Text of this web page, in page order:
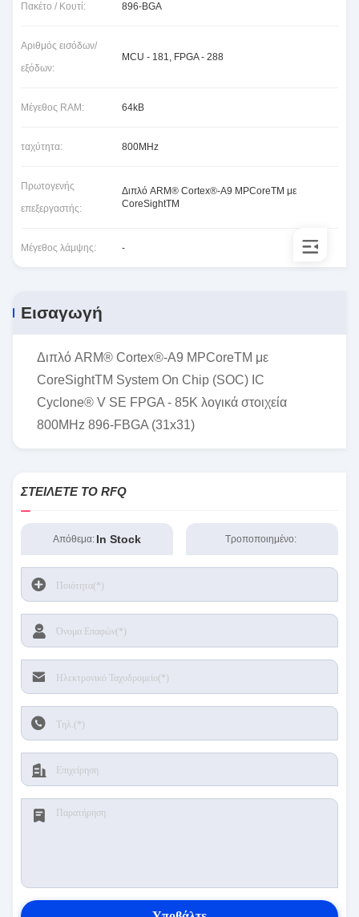
Πακέτο / Κουτί: 896-BGA
Αριθμός εισόδων/
εξόδων:
MCU - 181, FPGA - 288
Μέγεθος RAM: 64kB
ταχύτητα: 800MHz
Πρωτογενής
επεξεργαστής:
Διπλό ARM® Cortex®-A9 MPCoreTM με
CoreSightTM
Μέγεθος λάμψης: -
Εισαγωγή
Διπλό ARM® Cortex®-A9 MPCoreTM με
CoreSightTM System On Chip (SOC) IC
Cyclone® V SE FPGA - 85K λογικά στοιχεία
800MHz 896-FBGA (31x31)
ΣΤΕΊΛΕΤΕ ΤΟ RFQ
Απόθεμα: In Stock Τροποποιημένο: